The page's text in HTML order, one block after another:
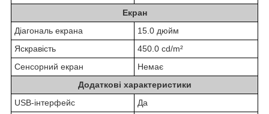
Екран
Діагональ екрана
15.0 дюйм
Яскравість
450.0 cd/m²
Сенсорний екран
Немає
Додаткові характеристики
USB-інтерфейс
Да